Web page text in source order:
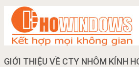
GIỚI THIỆU VỀ CTY NHÔM KÍNH